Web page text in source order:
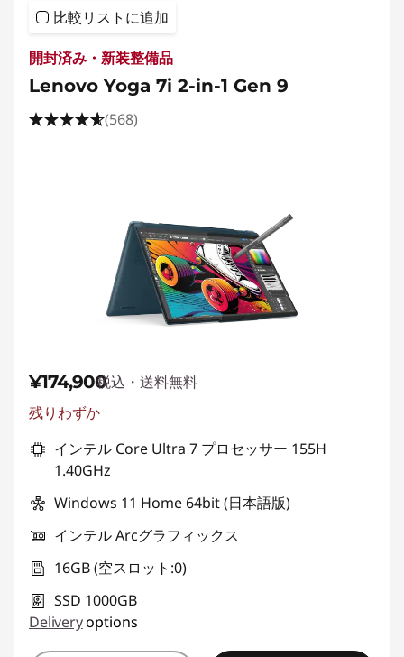
比較リストに追加
開封済み・新装整備品
Lenovo Yoga 7i 2-in-1 Gen 9
(568)
¥174,900税込・送料無料
残りわずか
インテル Core Ultra 7 プロセッサー 155H
1.40GHz
Windows 11 Home 64bit (日本語版)
インテル Arcグラフィックス
16GB (空スロット:0)
SSD 1000GB
Deliveryoptions